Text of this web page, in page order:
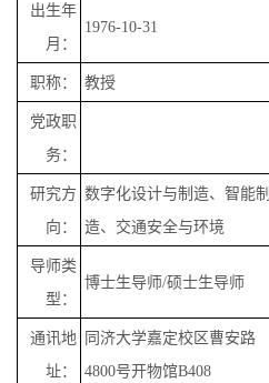
出生年
月：
1976-10-31
职称： 教授
党政职
务：
研究方
向：
数字化设计与制造、智能制
造、交通安全与环境
导师类
型：
博士生导师/硕士生导师
通讯地
址：
同济大学嘉定校区曹安路
4800号开物馆B408